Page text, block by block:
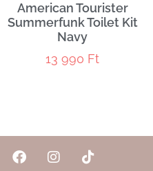
American Tourister
Summerfunk Toilet Kit
Navy
13 990 Ft